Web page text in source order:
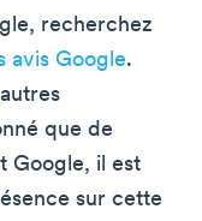
recherchez
avis Google.
que de
Google, il est
sur cette